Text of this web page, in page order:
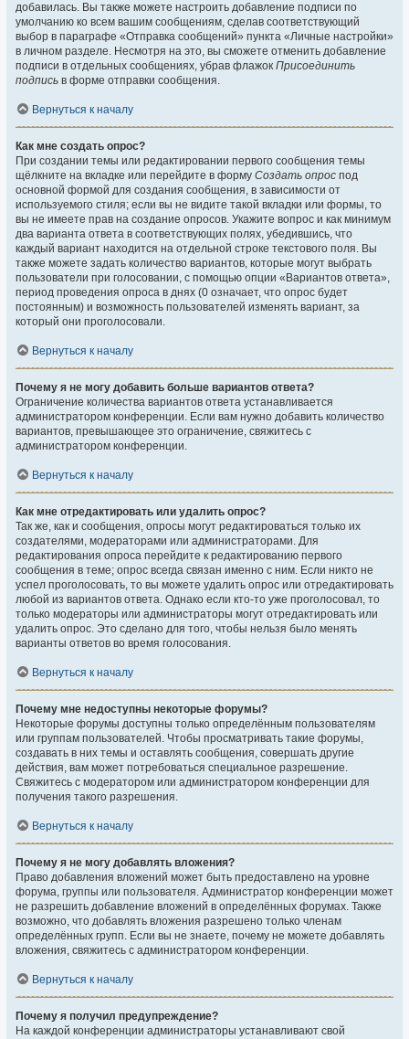
добавилась. Вы также можете настроить добавление подписи по
умолчанию ко всем вашим сообщениям, сделав соответствующий
выбор в параграфе «Отправка сообщений» пункта «Личные настройки»
в личном разделе. Несмотря на это, вы сможете отменить добавление
подписи в отдельных сообщениях, убрав флажок Присоединить
подпись в форме отправки сообщения.
Вернуться к началу
Как мне создать опрос?
При создании темы или редактировании первого сообщения темы
щёлкните на вкладке или перейдите в форму Создать опрос под
основной формой для создания сообщения, в зависимости от
используемого стиля; если вы не видите такой вкладки или формы, то
вы не имеете прав на создание опросов. Укажите вопрос и как минимум
два варианта ответа в соответствующих полях, убедившись, что
каждый вариант находится на отдельной строке текстового поля. Вы
также можете задать количество вариантов, которые могут выбрать
пользователи при голосовании, с помощью опции «Вариантов ответа»,
период проведения опроса в днях (0 означает, что опрос будет
постоянным) и возможность пользователей изменять вариант, за
который они проголосовали.
Вернуться к началу
Почему я не могу добавить больше вариантов ответа?
Ограничение количества вариантов ответа устанавливается
администратором конференции. Если вам нужно добавить количество
вариантов, превышающее это ограничение, свяжитесь с
администратором конференции.
Вернуться к началу
Как мне отредактировать или удалить опрос?
Так же, как и сообщения, опросы могут редактироваться только их
создателями, модераторами или администраторами. Для
редактирования опроса перейдите к редактированию первого
сообщения в теме; опрос всегда связан именно с ним. Если никто не
успел проголосовать, то вы можете удалить опрос или отредактировать
любой из вариантов ответа. Однако если кто-то уже проголосовал, то
только модераторы или администраторы могут отредактировать или
удалить опрос. Это сделано для того, чтобы нельзя было менять
варианты ответов во время голосования.
Вернуться к началу
Почему мне недоступны некоторые форумы?
Некоторые форумы доступны только определённым пользователям
или группам пользователей. Чтобы просматривать такие форумы,
создавать в них темы и оставлять сообщения, совершать другие
действия, вам может потребоваться специальное разрешение.
Свяжитесь с модератором или администратором конференции для
получения такого разрешения.
Вернуться к началу
Почему я не могу добавлять вложения?
Право добавления вложений может быть предоставлено на уровне
форума, группы или пользователя. Администратор конференции может
не разрешить добавление вложений в определённых форумах. Также
возможно, что добавлять вложения разрешено только членам
определённых групп. Если вы не знаете, почему не можете добавлять
вложения, свяжитесь с администратором конференции.
Вернуться к началу
Почему я получил предупреждение?
На каждой конференции администраторы устанавливают свой